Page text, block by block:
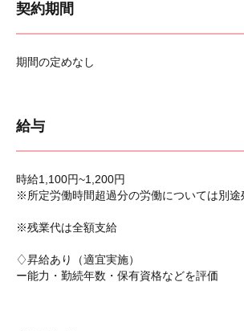
契約期間
期間の定めなし
給与
時給1,100円~1,200円
※所定労働時間超過分の労働については別途
※残業代は全額支給
♢昇給あり（適宜実施）
ー能力・勤続年数・保有資格などを評価